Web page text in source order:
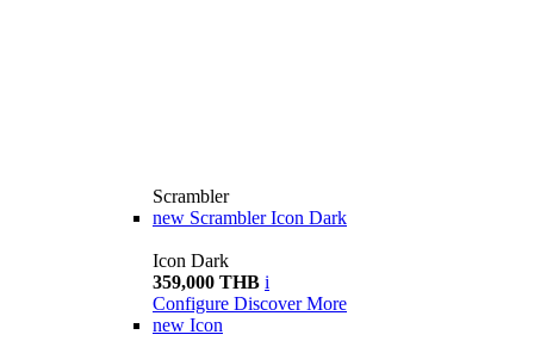
Scrambler
new Scrambler Icon Dark
Icon Dark
359,000 THB i
Configure Discover More
new Icon